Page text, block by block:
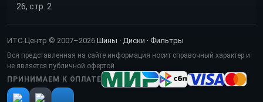
26, стр. 2
ИТС-Центр © 2007–2026 Шины · Диски · Фильтры
Вся представленная на сайте информация носит справочный характер и
не является публичной офертой
ПРИНИМАЕМ К ОПЛАТЕ